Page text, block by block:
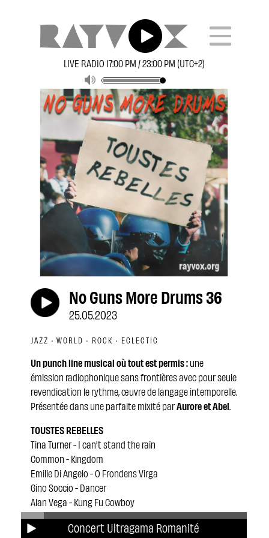
LIVE RADIO 17:00 PM / 23:00 PM (UTC+2)
Concert Ultragama Romanité
No Guns More Drums 36
25.05.2023
JAZZ · WORLD · ROCK · ECLECTIC
Un punch line musical où tout est permis :une
émission radiophonique sans frontières avec pour seule
revendication le rythme, œuvre de langage intemporelle.
Présentée dans une parfaite mixité parAurore et Abel
TOUSTES REBELLES
Tina Turner -I can't stand the rain
Common -Kingdom
Emilie Di Angelo -O Frondens Virga
Gino Soccio -Dancer
Alan Vega -Kung Fu Cowboy
Mars -Elen Forsdale
Myriam Anissimou - Bien après minuit